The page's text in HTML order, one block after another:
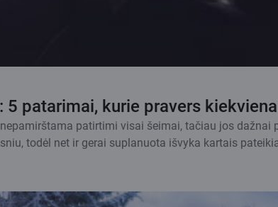
5 patarimai, kurie pravers
patirtimi visai šeimai, tačiau jos
todėl net ir gerai suplanuota išvyka kartais